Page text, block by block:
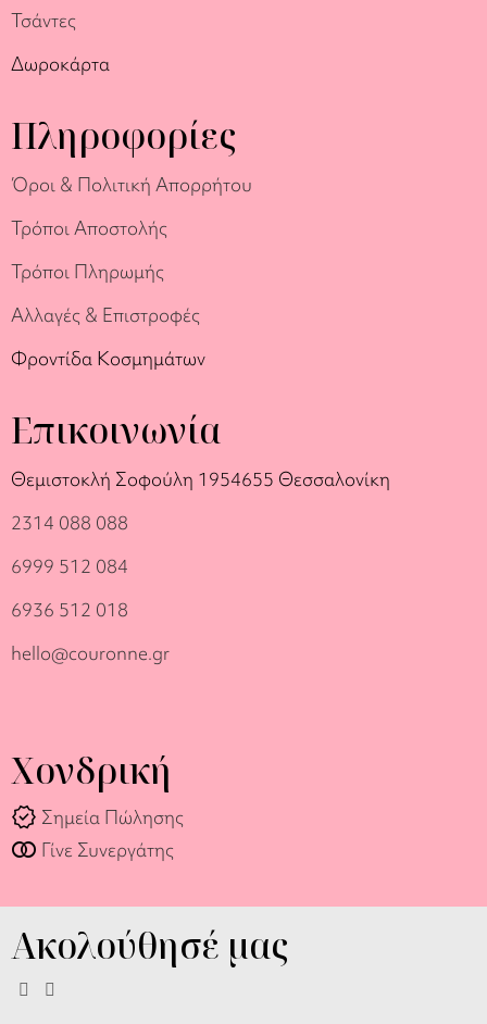
Τσάντες
Δωροκάρτα
Πληροφορίες
Όροι & Πολιτική Απορρήτου
Τρόποι Αποστολής
Τρόποι Πληρωμής
Αλλαγές & Επιστροφές
Φροντίδα Κοσμημάτων
Επικοινωνία
Θεμιστοκλή Σοφούλη 1954655 Θεσσαλονίκη
2314 088 088
6999 512 084
6936 512 018
hello@couronne.gr
Χονδρική
verified Σημεία Πώλησης
join_full Γίνε Συνεργάτης
Ακολούθησέ μας